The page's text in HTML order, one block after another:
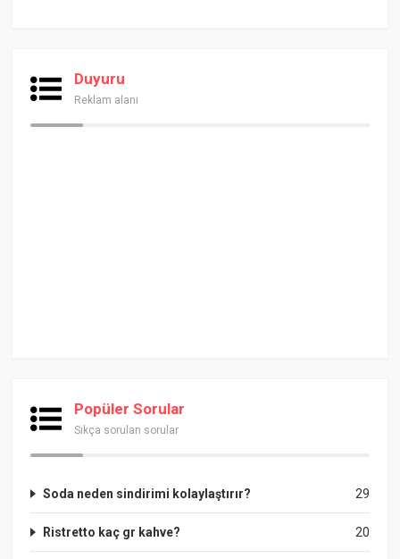
Duyuru
Reklam alanı
Popüler Sorular
Sıkça sorulan sorular
29
Soda neden sindirimi kolaylaştırır?
20
Ristretto kaç gr kahve?